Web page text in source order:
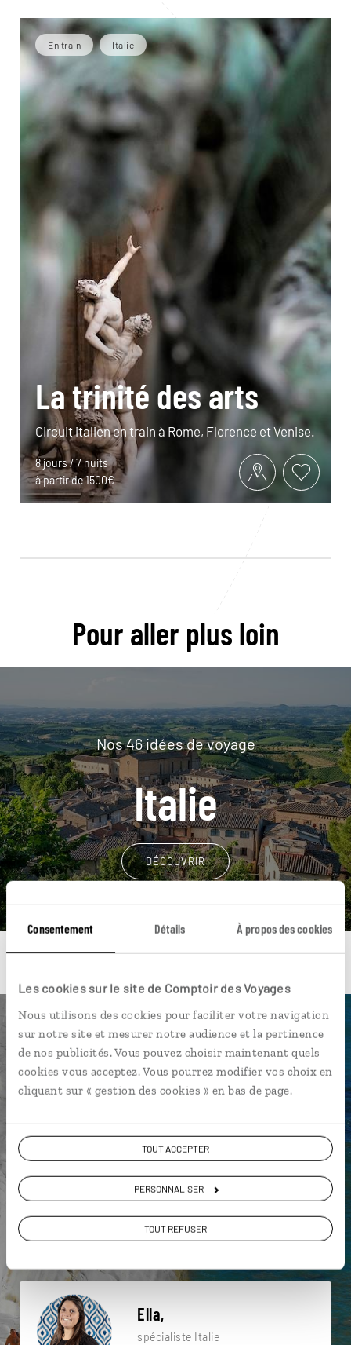
Consentement Détails À propos des cookies
Les cookies sur le site de Comptoir des Voyages
Nous utilisons des cookies pour faciliter votre navigation
sur notre site et mesurer notre audience et la pertinence
de nos publicités. Vous pouvez choisir maintenant quels
cookies vous acceptez. Vous pourrez modifier vos choix en
cliquant sur « gestion des cookies » en bas de page.
TOUT ACCEPTER
PERSONNALISER
TOUT REFUSER
En train Italie
La trinité des arts
Circuit italien en train à Rome, Florence et Venise.
8 jours / 7 nuits
à partir de 1500€
Pour aller plus loin
Nos 46 idées de voyage
Italie
DÉCOUVRIR
Une envie de voyage
particulière ?
Florence Galerie des Offices Palazzo Vecchio
Ella,
spécialiste Italie